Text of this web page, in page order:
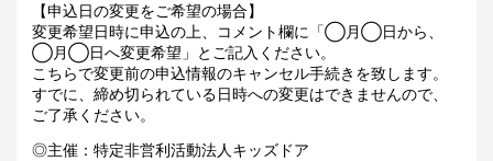
【申込日の変更をご希望の場合】
変更希望日時に申込の上、コメント欄に「◯月◯日から、
◯月◯日へ変更希望」とご記入ください。
こちらで変更前の申込情報のキャンセル手続きを致します。
すでに、締め切られている日時への変更はできませんので、
ご了承ください。
◎主催：特定非営利活動法人キッズドア